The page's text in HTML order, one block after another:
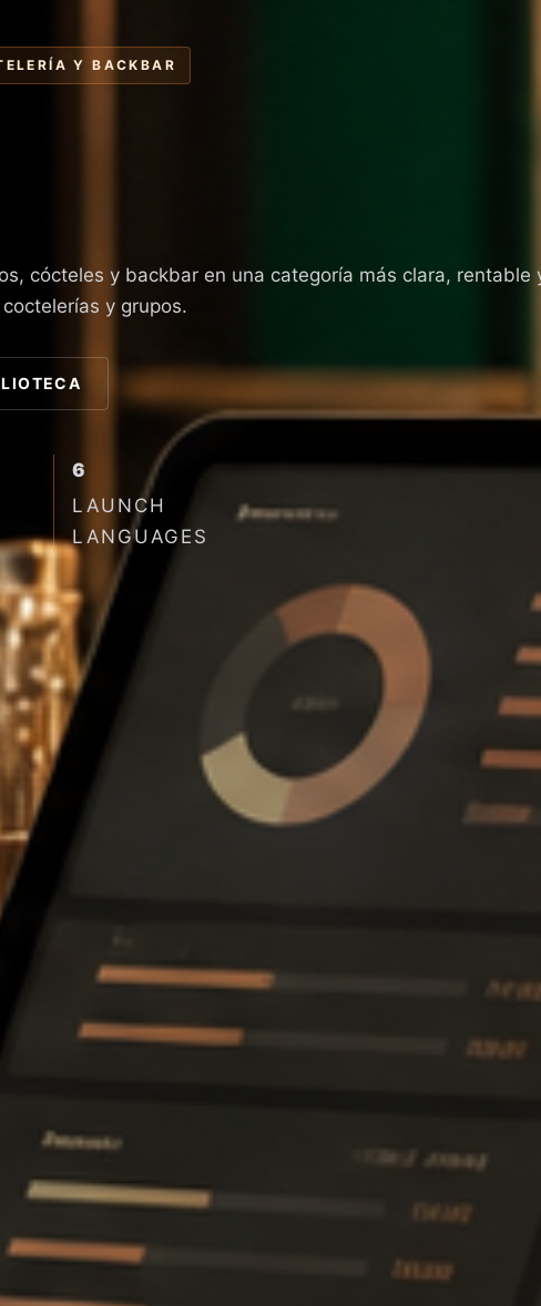
Y BACKBAR
cócteles y backbar en una categoría más clara, rentable
y grupos.
6
LAUNCH
LANGUAGES